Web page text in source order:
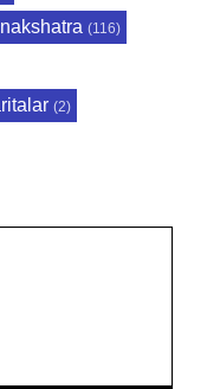
nakshatra (116)
(2)